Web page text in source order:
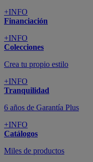
+INFO
Financiación
+INFO
Colecciones
Crea tu propio estilo
+INFO
Tranquilidad
6 años de Garantía Plus
+INFO
Catálogos
Miles de productos